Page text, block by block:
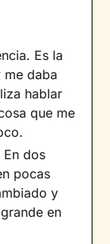
Es la
daba
hablar
que me
dos
pocas
y
en